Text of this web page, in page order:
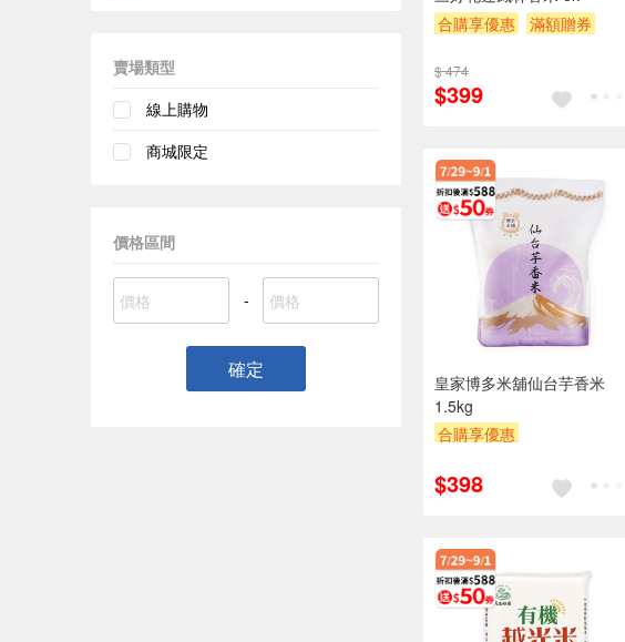
賣場類型
線上購物
商城限定
價格區間
-
確定
合購享優惠
滿額贈券
$ 474
$399
皇家博多米舖仙台芋香米
1.5kg
合購享優惠
贈$200
$398